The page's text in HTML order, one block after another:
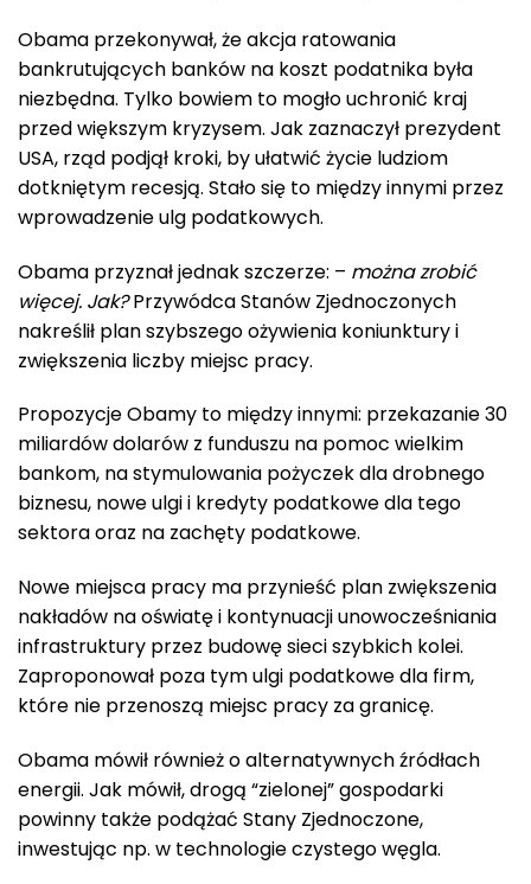
Obama przekonywał, że akcja ratowania
bankrutujących banków na koszt podatnika była
niezbędna. Tylko bowiem to mogło uchronić kraj
przed większym kryzysem. Jak zaznaczył prezydent
USA, rząd podjął kroki, by ułatwić życie ludziom
dotkniętym recesją. Stało się to między innymi przez
wprowadzenie ulg podatkowych.
Obama przyznał jednak szczerze: – można zrobić
więcej. Jak?Przywódca Stanów Zjednoczonych
nakreślił plan szybszego ożywienia koniunktury i
zwiększenia liczby miejsc pracy.
Propozycje Obamy to między innymi: przekazanie 30
miliardów dolarów z funduszu na pomoc wielkim
bankom, na stymulowania pożyczek dla drobnego
biznesu, nowe ulgi i kredyty podatkowe dla tego
sektora oraz na zachęty podatkowe.
Nowe miejsca pracy ma przynieść plan zwiększenia
nakładów na oświatę i kontynuacji unowocześniania
infrastruktury przez budowę sieci szybkich kolei.
Zaproponował poza tym ulgi podatkowe dla firm,
które nie przenoszą miejsc pracy za granicę.
Obama mówił również o alternatywnych źródłach
energii. Jak mówił, drogą “zielonej” gospodarki
powinny także podążać Stany Zjednoczone,
inwestując np. w technologie czystego węgla.